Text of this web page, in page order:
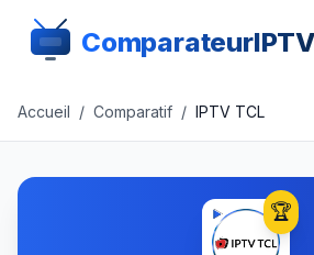
ComparateurIPTV
Accueil / Comparatif / IPTV TCL
🏆